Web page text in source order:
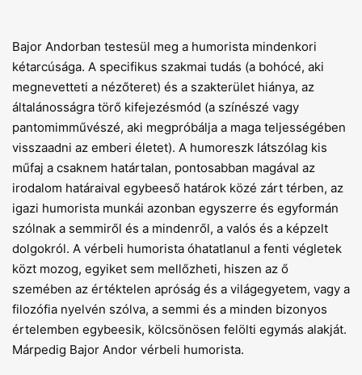
Bajor Andorban testesül meg a humorista mindenkori
kétarcúsága. A specifikus szakmai tudás (a bohócé, aki
megnevetteti a nézőteret) és a szakterület hiánya, az
általánosságra törő kifejezésmód (a színészé vagy
pantomimművészé, aki megpróbálja a maga teljességében
visszaadni az emberi életet). A humoreszk látszólag kis
műfaj a csaknem határtalan, pontosabban magával az
irodalom határaival egybeeső határok közé zárt térben, az
igazi humorista munkái azonban egyszerre és egyformán
szólnak a semmiről és a mindenről, a valós és a képzelt
dolgokról. A vérbeli humorista óhatatlanul a fenti végletek
közt mozog, egyiket sem mellőzheti, hiszen az ő
szemében az értéktelen apróság és a világegyetem, vagy a
filozófia nyelvén szólva, a semmi és a minden bizonyos
értelemben egybeesik, kölcsönösen felölti egymás alakját.
Márpedig Bajor Andor vérbeli humorista.